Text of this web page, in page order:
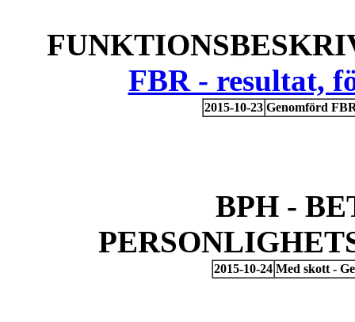
FBR - resultat,
2015-10-23 Genomförd
BPH -
2015-10-24 Med skott -